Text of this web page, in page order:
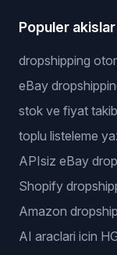
Populer akislar
dropshipping
eBay
stok ve fiyat
toplu listeleme
APIsiz eBay
Shopify
Amazon
AI araclari icin